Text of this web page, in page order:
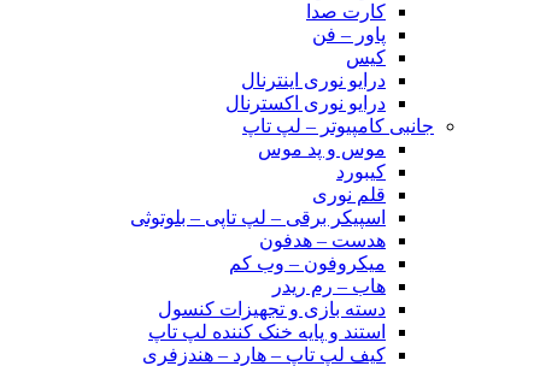
کارت صدا
پاور – فن
کیس
درایو نوری اینترنال
درایو نوری اکسترنال
جانبی کامپیوتر – لپ تاپ
موس و پد موس
کیبورد
قلم نوری
اسپیکر برقی – لپ تاپی – بلوتوثی
هدست – هدفون
میکروفون – وب کم
هاب – رم ریدر
دسته بازی و تجهیزات کنسول
استند و پایه خنک کننده لپ تاپ
کیف لپ تاپ – هارد – هندزفری